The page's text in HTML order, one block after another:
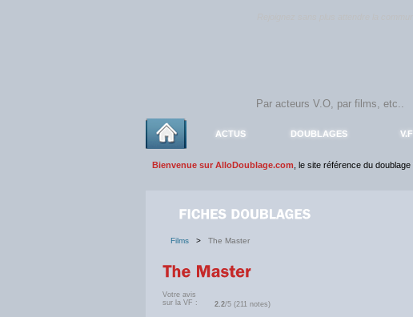
ACTUS DOUBLAGES V.F
Bienvenue sur AlloDoublage.com , le site référence du doublage
Films > The Master
Votre avis
sur la VF :
2.2/5 (211 notes)